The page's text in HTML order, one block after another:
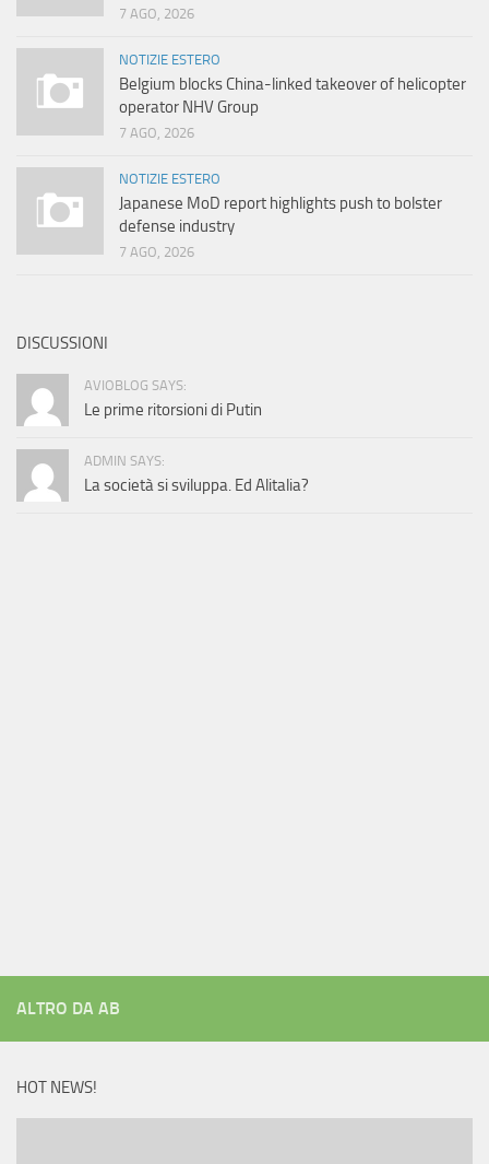
7 AGO, 2026
NOTIZIE ESTERO
Belgium blocks China-linked takeover of helicopter
operator NHV Group
7 AGO, 2026
NOTIZIE ESTERO
Japanese MoD report highlights push to bolster
defense industry
7 AGO, 2026
DISCUSSIONI
AVIOBLOG SAYS:
Le prime ritorsioni di Putin
ADMIN SAYS:
La società si sviluppa. Ed Alitalia?
ALTRO DA AB
HOT NEWS!